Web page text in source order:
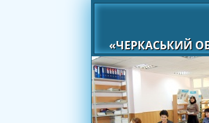
«ЧЕРКАСЬКИЙ